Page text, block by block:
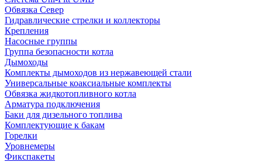
Обвязка Север
Гидравлические стрелки и коллекторы
Крепления
Насосные группы
Группа безопасности котла
Дымоходы
Комплекты дымоходов из нержавеющей стали
Универсальные коаксиальные комплекты
Обвязка жидкотопливного котла
Арматура подключения
Баки для дизельного топлива
Комплектующие к бакам
Горелки
Уровнемеры
Фикспакеты